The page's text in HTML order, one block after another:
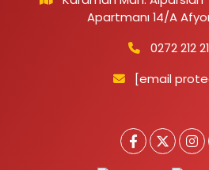
Apartmanı 14/A
0272 212
[email